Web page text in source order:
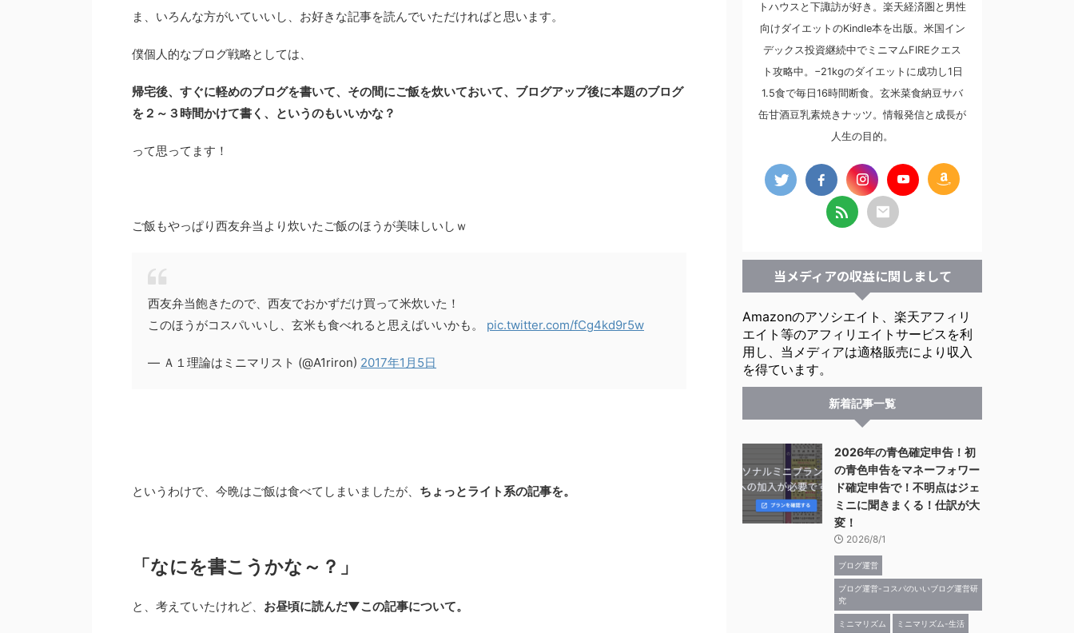
ま、いろんな方がいていいし、お好きな記事を読んでいただければと思います。
僕個人的なブログ戦略としては、
帰宅後、すぐに軽めのブログを書いて、その間にご飯を炊いておいて、ブログアップ後に本題のブログ
を２～３時間かけて書く、というのもいいかな？
って思ってます！
ご飯もやっぱり西友弁当より炊いたご飯のほうが美味しいしｗ
西友弁当飽きたので、西友でおかずだけ買って米炊いた！
このほうがコスパいいし、玄米も食べれると思えばいいかも。 pic.twitter.com/fCg4kd9r5w
— Ａ１理論はミニマリスト (@A1riron) 2017年1月5日
というわけで、今晩はご飯は食べてしまいましたが、 ちょっとライト系の記事を。
「なにを書こうかな～？」
と、考えていたけれど、 お昼頃に読んだ▼この記事について。
トハウスと下諏訪が好き。楽天経済圏と男性
向けダイエットのKindle本を出版。米国イン
デックス投資継続中でミニマムFIREクエス
ト攻略中。−21kgのダイエットに成功し1日
1.5食で毎日16時間断食。玄米菜食納豆サバ
缶甘酒豆乳素焼きナッツ。情報発信と成長が
人生の目的。
当メディアの収益に関しまして
Amazonのアソシエイト、楽天アフィリ
エイト等のアフィリエイトサービスを利
用し、当メディアは適格販売により収入
を得ています。
新着記事一覧
2026年の青色確定申告！初
の青色申告をマネーフォワー
ド確定申告で！不明点はジェ
ミニに聞きまくる！仕訳が大
変！
2026/8/1
ブログ運営
ブログ運営-コスパのいいブログ運営研
究
ミニマリズム ミニマリズム-生活